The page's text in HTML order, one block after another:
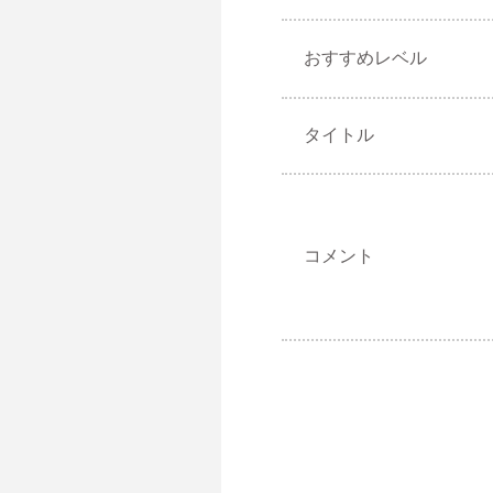
おすすめレベル
タイトル
コメント